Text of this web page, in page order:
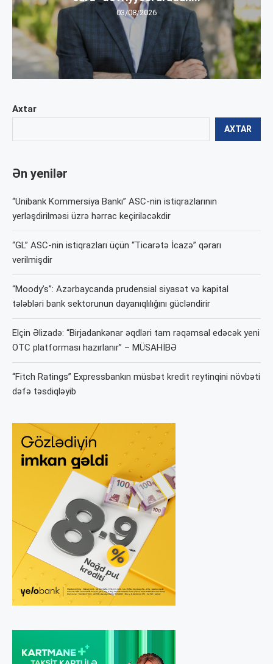
Axtar
AXTAR
Ən yenilər
“Unibank Kommersiya Bankı” ASC-nin istiqrazlarının
yerləşdirilməsi üzrə hərrac keçiriləcəkdir
“GL” ASC-nin istiqrazları üçün “Ticarətə İcazə” qərarı
verilmişdir
“Moody’s”: Azərbaycanda prudensial siyasət və kapital
tələbləri bank sektorunun dayanıqlılığını gücləndirir
Elçin Əlizadə: “Birjadankənar əqdləri tam rəqəmsal edəcək yeni
OTC platforması hazırlanır” – MÜSAHİBƏ
“Fitch Ratings” Expressbankın müsbət kredit reytinqini növbəti
dəfə təsdiqləyib
03/08/2026